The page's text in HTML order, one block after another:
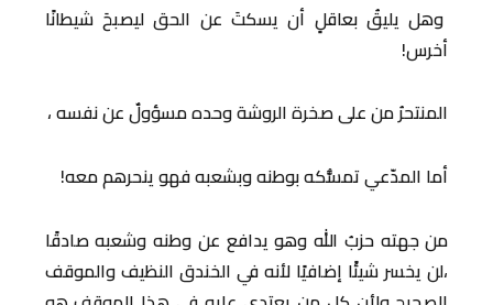
وهل يليقُ بعاقلٍ أن يسكتَ عن الحق ليصبحَ شيطانًا
أخرس!
المنتحرُ من على صخرة الروشة وحده مسؤولٌ عن نفسه ،
أما المدّعي تمسُّكه بوطنه وبشعبه فهو ينحرهم معه!
من جهته حزبُ الله وهو يدافع عن وطنه وشعبه صادقًا
،لن يخسر شيئًا إضافيًا لأنه في الخندق النظيف والموقف